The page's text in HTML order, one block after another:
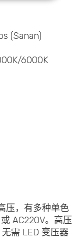
(Sanan)
6000K
压，有多种单色
AC220V。高压
需 LED 变压器